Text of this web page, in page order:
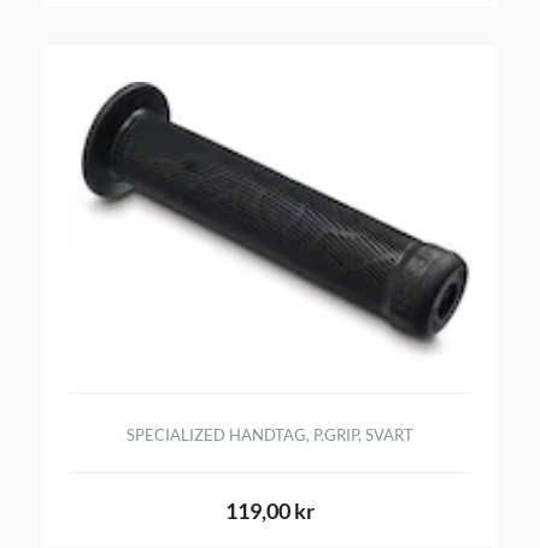
SPECIALIZED HANDTAG, P.GRIP, SVART
119,00 kr